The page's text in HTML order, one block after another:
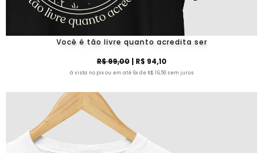
Você é tão livre quanto acredita ser
R$ 99,00| R$ 94,10
à vista no pix ou em até 6x de R$ 16,50 sem juros